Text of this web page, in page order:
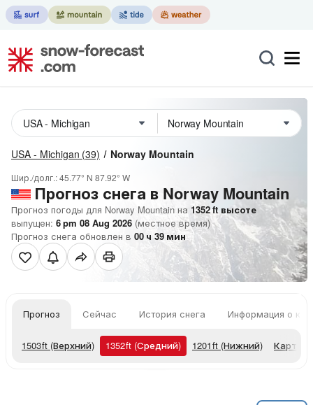
USA - Michigan (39) Norway Mountain
Шир./долг.:45.77° N 87.92° W
Прогноз снега в Norway Mountain
Прогноз погоды для Norway Mountain на 1352ft высоте
выпущен: 6 pm 08 Aug 2026 (местное время)
Прогноз снега обновлен в 00 ч 39 мин
Прогноз Сейчас История снега Информация о
1503ft (Верхний) 1352ft (Средний) 1201ft (Нижний) Карты